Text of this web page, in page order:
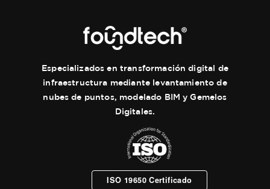
Especializados en transformación digital de
infraestructura mediante levantamiento de
nubes de puntos, modelado BIM y Gemelos
Digitales.
ISO 19650 Certificado